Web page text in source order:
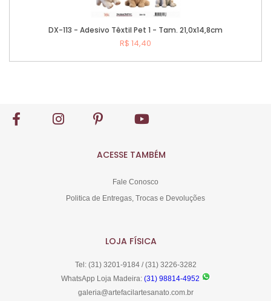
DX-113 - Adesivo Têxtil Pet 1 - Tam. 21,0x14,8cm
R$ 14,40
ACESSE TAMBÉM
Fale Conosco
Politica de Entregas, Trocas e Devoluções
LOJA FÍSICA
Tel: (31) 3201-9184 / (31) 3226-3282
WhatsApp Loja Madeira: (31) 98814-4952
galeria@artefacilartesanato.com.br